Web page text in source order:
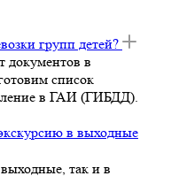
групп детей?
документов в
список
в ГАИ (ГИБДД).
в выходные
так и в